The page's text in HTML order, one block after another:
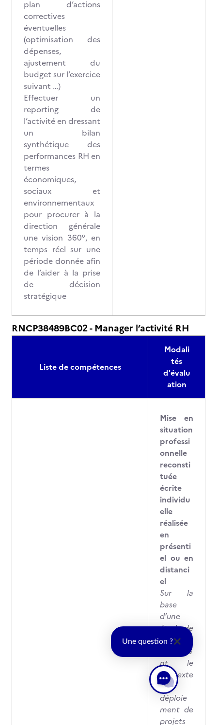
plan d’actions
correctives
éventuelles
(optimisation des
dépenses,
ajustement du
budget sur l’exercice
suivant …)
Effectuer un
reporting de
l’activité en dressant
un bilan
synthétique des
performances RH en
termes
économiques,
sociaux et
environnementaux
pour procurer à la
direction générale
une vision 360°, en
temps réel sur une
période donnée afin
de l’aider à la prise
de décision
stratégique
RNCP38489BC02 - Manager l’activité RH
Liste de compétences
Modali
tés
d'évalu
ation
Mise en
situation
professi
onnelle
reconsti
tuée
écrite
individu
elle
réalisée
en
présenti
el ou en
distanci
el
Sur la
base
d’une
étude de
cas
présenta
nt le
contexte
d’un
déploie
ment de
projets
Une question ?